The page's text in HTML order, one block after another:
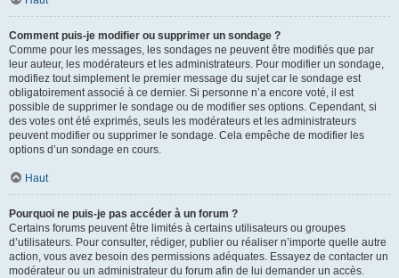
Comment puis-je modifier ou supprimer un sondage ?
Comme pour les messages, les sondages ne peuvent être modifiés que par
leur auteur, les modérateurs et les administrateurs. Pour modifier un sondage,
modifiez tout simplement le premier message du sujet car le sondage est
obligatoirement associé à ce dernier. Si personne n’a encore voté, il est
possible de supprimer le sondage ou de modifier ses options. Cependant, si
des votes ont été exprimés, seuls les modérateurs et les administrateurs
peuvent modifier ou supprimer le sondage. Cela empêche de modifier les
options d’un sondage en cours.
Haut
Pourquoi ne puis-je pas accéder à un forum ?
Certains forums peuvent être limités à certains utilisateurs ou groupes
d’utilisateurs. Pour consulter, rédiger, publier ou réaliser n’importe quelle autre
action, vous avez besoin des permissions adéquates. Essayez de contacter un
modérateur ou un administrateur du forum afin de lui demander un accès.